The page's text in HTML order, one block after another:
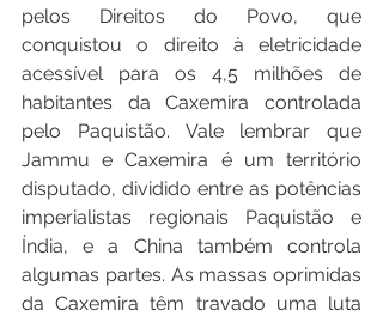
pelos Direitos do Povo, que
conquistou o direito à eletricidade
acessível para os 4,5 milhões de
habitantes da Caxemira controlada
pelo Paquistão. Vale lembrar que
Jammu e Caxemira é um território
disputado, dividido entre as potências
imperialistas regionais Paquistão e
Índia, e a China também controla
algumas partes. As massas oprimidas
da Caxemira têm travado uma luta